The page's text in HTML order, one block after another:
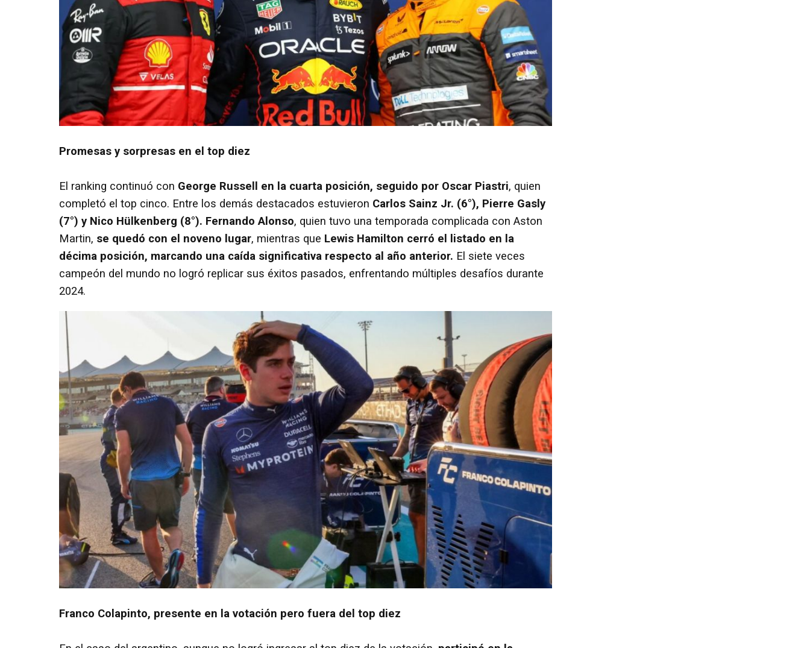
Promesas y sorpresas en el top diez
El ranking continuó con George Russell en la cuarta posición, seguido por Oscar Piastri, quien
completó el top cinco. Entre los demás destacados estuvieron Carlos Sainz Jr. (6°), Pierre Gasly
(7°) y Nico Hülkenberg (8°). Fernando Alonso, quien tuvo una temporada complicada con Aston
Martin, se quedó con el noveno lugar, mientras que Lewis Hamilton cerró el listado en la
décima posición, marcando una caída significativa respecto al año anterior. El siete veces
campeón del mundo no logró replicar sus éxitos pasados, enfrentando múltiples desafíos durante
2024.
Franco Colapinto, presente en la votación pero fuera del top diez